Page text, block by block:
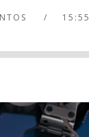
15:55